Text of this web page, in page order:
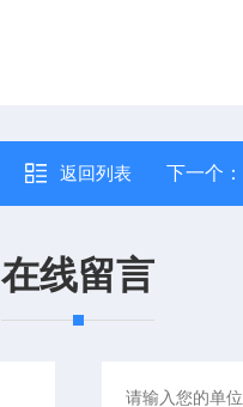
返回列表 下一个：
在线留言